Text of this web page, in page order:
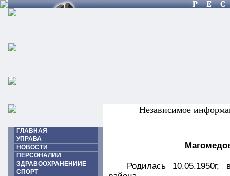
Независимое
ГЛАВНАЯ
УПРАВА
НОВОСТИ
ПЕРСОНАЛИИ
ЗДРАВООХРАНЕНИИЕ
СПОРТ
Родилась 10.05.1950г,